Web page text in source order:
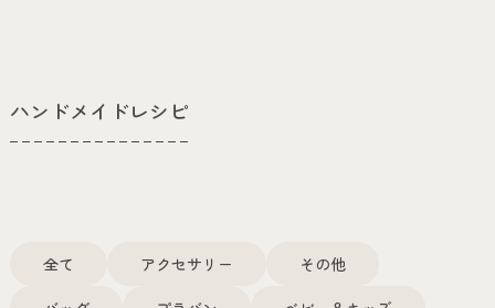
ハンドメイドレシピ
全て アクセサリー
その他